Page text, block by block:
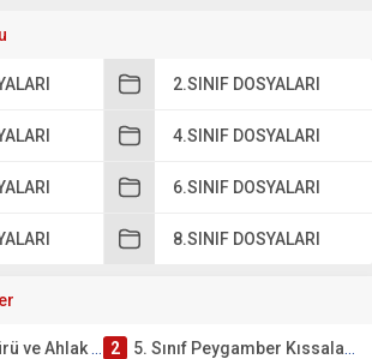
2.SINIF DOSYALARI
4.SINIF DOSYALARI
6.SINIF DOSYALARI
8.SINIF DOSYALARI
Kıssaları Çalışmaları 2 5. Sınıf Peygamber Kıssaları Ünite Testi – Online Çöz